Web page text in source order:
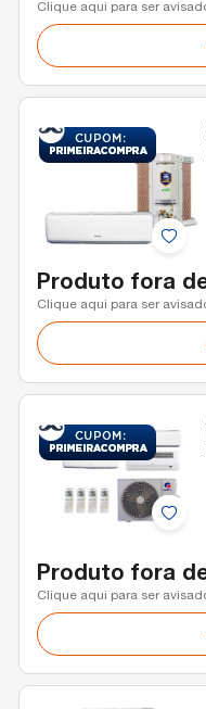
Clique aqui para ser
Produto fora
Clique aqui para ser
Produto fora
Clique aqui para ser